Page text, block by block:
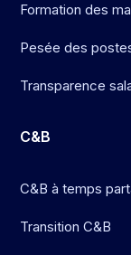
Formation des
Pesée des
Transparence
C&B
C&B à temps
Transition C&B